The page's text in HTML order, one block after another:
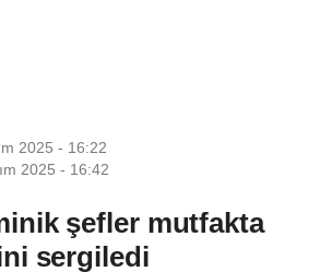
2025 - 16:22
2025 - 16:42
şefler mutfakta
sergiledi